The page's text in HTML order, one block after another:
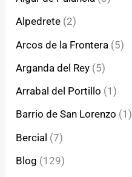
Alpedrete (2)
Arcos de la Frontera (5)
Arganda del Rey (5)
Arrabal del Portillo (1)
Barrio de San Lorenzo (1)
Bercial (7)
Blog (129)